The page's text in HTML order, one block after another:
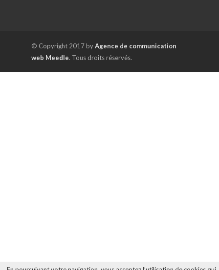
© Copyright 2017 byAgence de communication
web Meedle. Tous droits réservés.